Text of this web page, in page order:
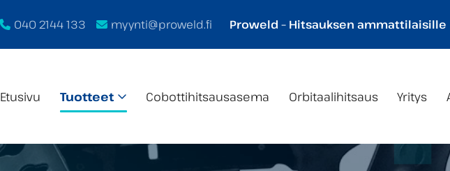
040 2144 133 myynti@proweld.fi Proweld – Hitsauksen ammattilaisille
Etusivu Tuotteet Cobotti­hitsaus­asema Orbitaalihitsaus Yritys